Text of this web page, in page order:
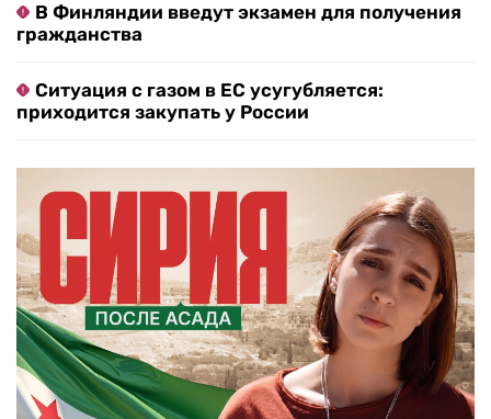
В Финляндии введут экзамен для получения
гражданства
Ситуация с газом в ЕС усугубляется:
приходится закупать у России